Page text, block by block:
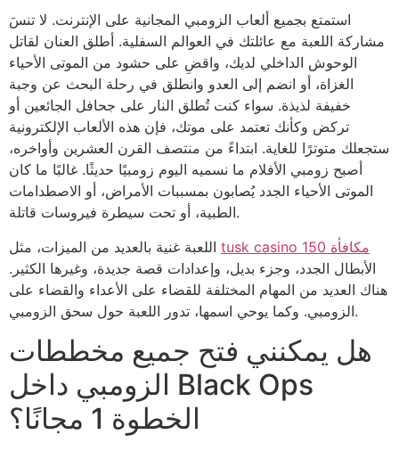
استمتع بجميع ألعاب الزومبي المجانية على الإنترنت. لا تنسَ
مشاركة اللعبة مع عائلتك في العوالم السفلية. أطلق العنان لقاتل
الوحوش الداخلي لديك، واقضِ على حشود من الموتى الأحياء
الغزاة، أو انضم إلى العدو وانطلق في رحلة البحث عن وجبة
خفيفة لذيذة. سواء كنت تُطلق النار على جحافل الجائعين أو
تركض وكأنك تعتمد على موتك، فإن هذه الألعاب الإلكترونية
ستجعلك متوترًا للغاية. ابتداءً من منتصف القرن العشرين وأواخره،
أصبح زومبي الأفلام ما نسميه اليوم زومبيًا حديثًا. غالبًا ما كان
الموتى الأحياء الجدد يُصابون بمسببات الأمراض، أو الاصطدامات
الطبية، أو تحت سيطرة فيروسات قاتلة.
tusk casino 150 مكافأة
الأبطال الجدد، وجزء بديل، وإعدادات قصة جديدة، وغيرها الكثير.
هناك العديد من المهام المختلفة للقضاء على الأعداء والقضاء على
الزومبي. وكما يوحي اسمها، تدور اللعبة حول سحق الزومبي.
هل يمكنني فتح جميع مخططات
الزومبي داخل Black Ops
الخطوة 1 مجانًا؟